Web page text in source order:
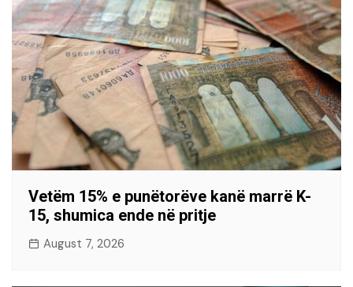
Vetëm 15% e punëtorëve kanë marrë K-
15, shumica ende në pritje
August 7, 2026